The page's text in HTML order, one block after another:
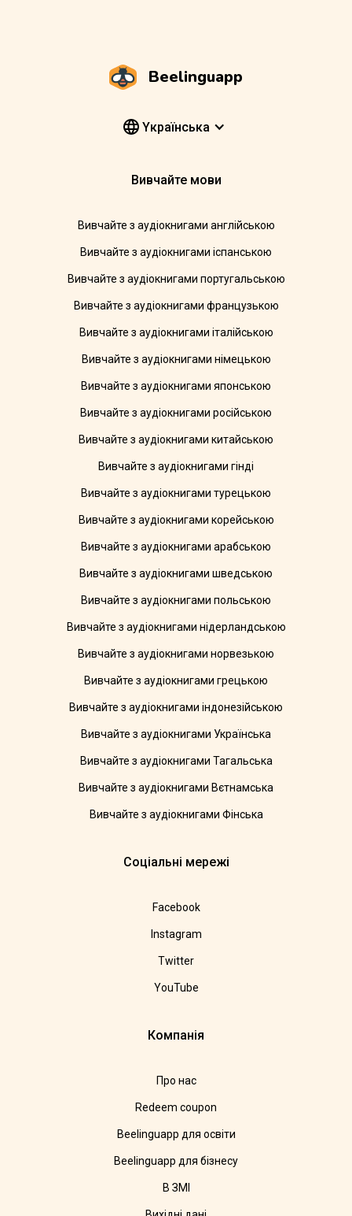
Beelinguapp
Yкраїнська
Вивчайте мови
Вивчайте з аудіокнигами англійською
Вивчайте з аудіокнигами іспанською
Вивчайте з аудіокнигами португальською
Вивчайте з аудіокнигами французькою
Вивчайте з аудіокнигами італійською
Вивчайте з аудіокнигами німецькою
Вивчайте з аудіокнигами японською
Вивчайте з аудіокнигами російською
Вивчайте з аудіокнигами китайською
Вивчайте з аудіокнигами гінді
Вивчайте з аудіокнигами турецькою
Вивчайте з аудіокнигами корейською
Вивчайте з аудіокнигами арабською
Вивчайте з аудіокнигами шведською
Вивчайте з аудіокнигами польською
Вивчайте з аудіокнигами нідерландською
Вивчайте з аудіокнигами норвезькою
Вивчайте з аудіокнигами грецькою
Вивчайте з аудіокнигами індонезійською
Вивчайте з аудіокнигами Українська
Вивчайте з аудіокнигами Тагальська
Вивчайте з аудіокнигами Вєтнамська
Вивчайте з аудіокнигами Фінська
Соціальні мережі
Facebook
Instagram
Twitter
YouTube
Компанія
Про нас
Redeem coupon
Beelinguapp для освіти
Beelinguapp для бізнесу
В ЗМІ